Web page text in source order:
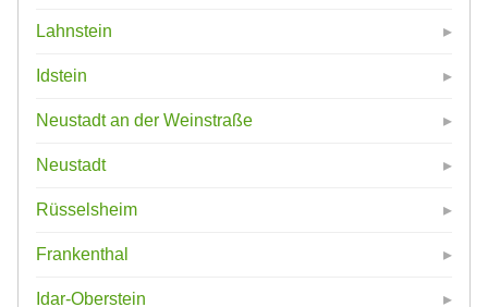
Lahnstein
Idstein
Neustadt an der Weinstraße
Neustadt
Rüsselsheim
Frankenthal
Idar-Oberstein